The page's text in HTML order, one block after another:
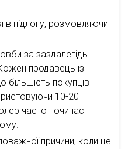
в підлогу, розмовляючи
за заздалегідь
продавець із
покупців
10-20
часто починає
причини, коли це